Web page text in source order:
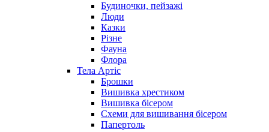
Будиночки, пейзажі
Люди
Казки
Різне
Фауна
Флора
Тела Артіс
Брошки
Вишивка хрестиком
Вишивка бісером
Схеми для вишивання бісером
Папертоль